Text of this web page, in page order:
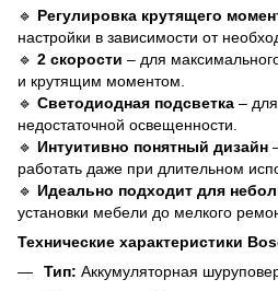
🔹 Регулировка крутящего
настройки в зависимости от
🔹 2 скорости – для
и крутящим моментом.
🔹 Светодиодная подсветка –
недостаточной освещенности.
🔹 Интуитивно понятный дизайн
работать даже при длительном
🔹 Идеально подходит для
установки мебели до мелкого
Технические характеристики
Тип: Аккумуляторная